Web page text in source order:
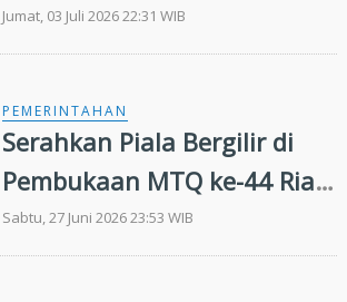
Rokan Hilir Juara Umum
MTQ Riau 2026
Jumat, 03 Juli 2026 22:31 WIB
PEMERINTAHAN
Serahkan Piala Bergilir di
Pembukaan MTQ ke-44 Riau,
Bupati Kasmarni Titip
Harapan Besar kepada
Sabtu, 27 Juni 2026 23:53 WIB